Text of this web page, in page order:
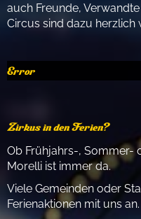
auch Freunde,
Circus sind dazu herzlich
Error
Zirkus in den Ferien?
Ob Frühjahrs-, Sommer-
Morelli ist immer da.
Viele Gemeinden oder
Ferienaktionen mit uns an.